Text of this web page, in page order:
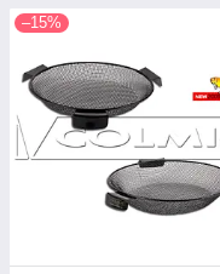
–15%